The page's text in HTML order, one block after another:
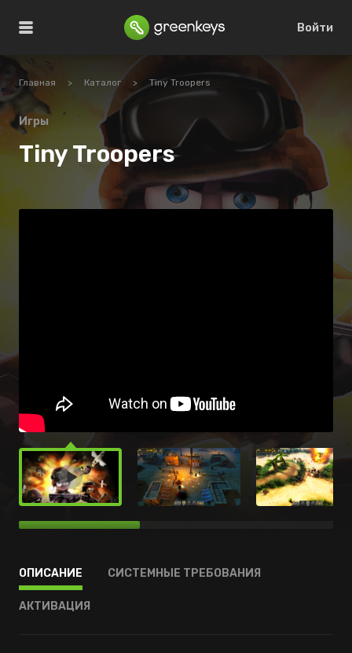
Войти
Главная > Каталог > Tiny Troopers
Игры
Tiny Troopers
ОПИСАНИЕ СИСТЕМНЫЕ ТРЕБОВАНИЯ
АКТИВАЦИЯ